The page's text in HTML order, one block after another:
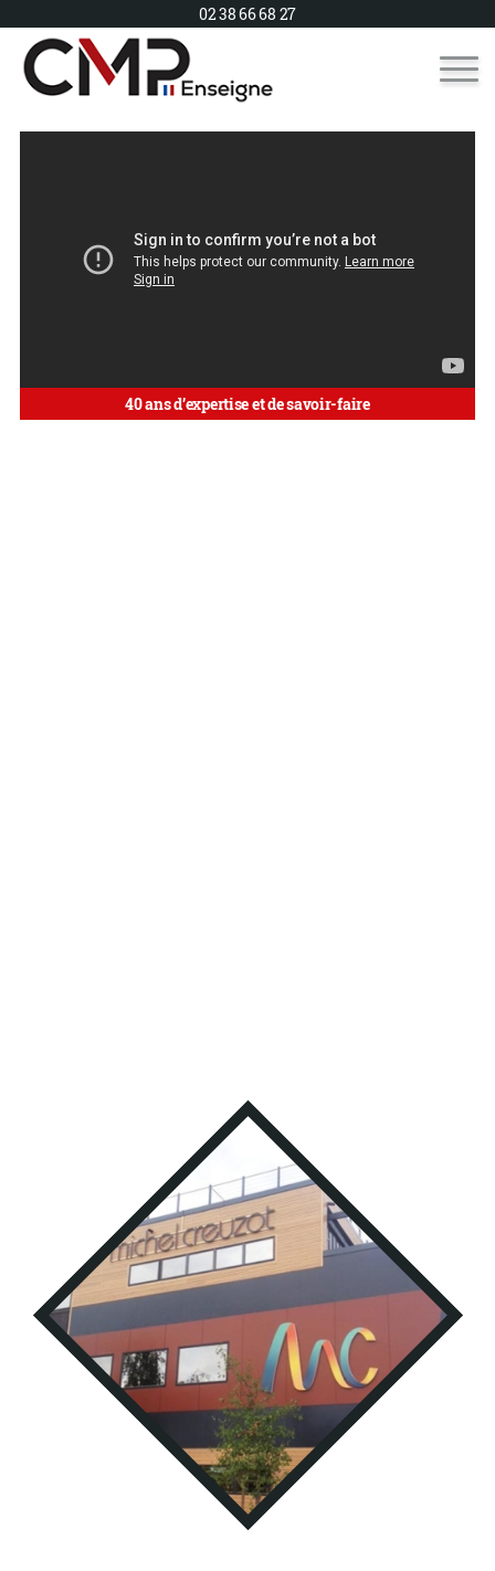
02 38 66 68 27
40 ans d’expertise et de savoir-faire